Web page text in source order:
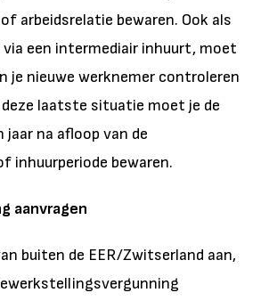
arbeidsrelatie bewaren. Ook als
via een intermediair inhuurt, moet
je nieuwe werknemer controleren
laatste situatie moet je de
na afloop van de
inhuurperiode bewaren.
aanvragen
buiten de EER/Zwitserland aan,